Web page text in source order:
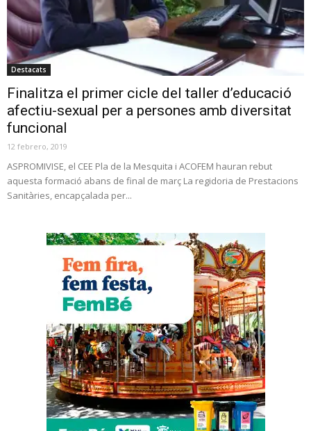
Destacats
Finalitza el primer cicle del taller d’educació
afectiu-sexual per a persones amb diversitat
funcional
12 febrero, 2019
ASPROMIVISE, el CEE Pla de la Mesquita i ACOFEM hauran rebut
aquesta formació abans de final de març La regidoria de Prestacions
Sanitàries, encapçalada per...